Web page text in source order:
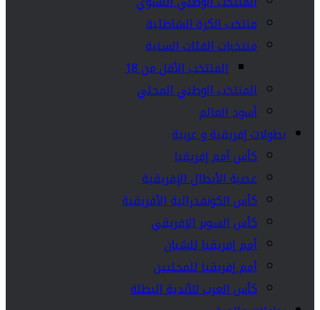
منتخب الكرة الشاطئية
منتخبات الفئات السنية
المنتخب الأقل من 18
المنتخب الوطني المحلي
أسود العالم
بطولات إفريقية و عربية
كأس أمم إفريقيا
عصبة الأبطال الإفريقية
كأس الكونفدرالية الأفريقية
كأس السوبر الإفريقي
أمم إفريقيا للشبان
أمم إفريقيا للمحليين
كأس العرب للأندية البطلة